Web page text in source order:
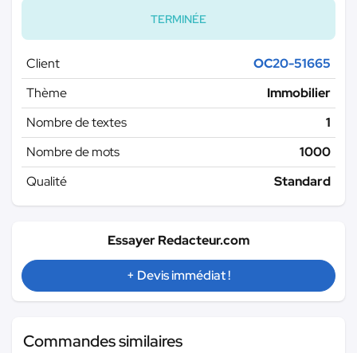
TERMINÉE
Client
OC20-51665
Thème
Immobilier
Nombre de textes
1
Nombre de mots
1000
Qualité
Standard
Essayer Redacteur.com
+ Devis immédiat !
Commandes similaires